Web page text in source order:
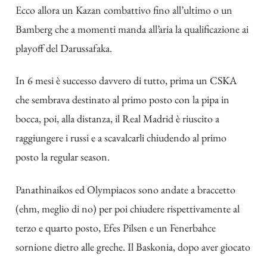
Ecco allora un Kazan combattivo fino all’ultimo o un
Bamberg che a momenti manda all’aria la qualificazione ai
playoff del Darussafaka.
In 6 mesi è successo davvero di tutto, prima un CSKA
che sembrava destinato al primo posto con la pipa in
bocca, poi, alla distanza, il Real Madrid è riuscito a
raggiungere i russi e a scavalcarli chiudendo al primo
posto la regular season.
Panathinaikos ed Olympiacos sono andate a braccetto
(ehm, meglio di no) per poi chiudere rispettivamente al
terzo e quarto posto, Efes Pilsen e un Fenerbahce
sornione dietro alle greche. Il Baskonia, dopo aver giocato